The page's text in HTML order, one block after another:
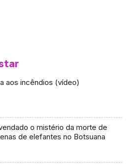
aos incêndios (vídeo)
o mistério da morte de
de elefantes no Botsuana